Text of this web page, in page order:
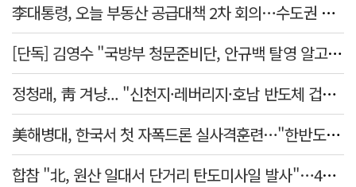
李대통령, 오늘 부동산 공급대책 2차 회의…수도권 공급안 논의
[단독] 김영수 "국방부 청문준비단, 안규백 탈영 알고있었다"
정청래, 靑 겨냥... "신천지·레버리지·호남 반도체 겁박 사과하라"
美해병대, 한국서 첫 자폭드론 실사격훈련…"한반도 지형 학습"
합참 "北, 원산 일대서 단거리 탄도미사일 발사"…42일 만